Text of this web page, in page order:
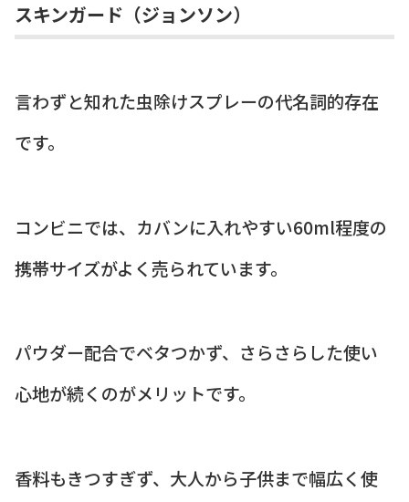
スキンガード（ジョンソン）
言わずと知れた虫除けスプレーの代名詞的存在
です。
コンビニでは、カバンに入れやすい60ml程度の
携帯サイズがよく売られています。
パウダー配合でベタつかず、さらさらした使い
心地が続くのがメリットです。
香料もきつすぎず、大人から子供まで幅広く使